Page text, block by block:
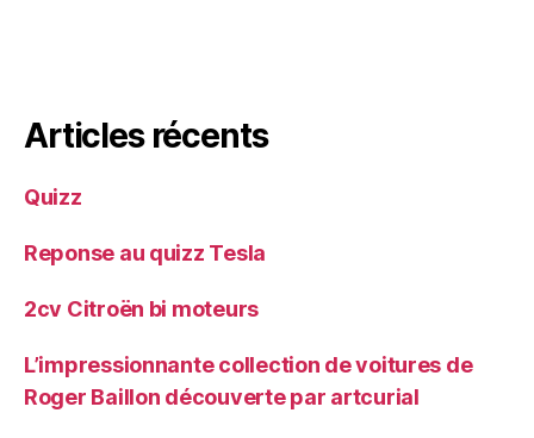
Articles récents
Quizz
Reponse au quizz Tesla
2cv Citroën bi moteurs
L’impressionnante collection de voitures de
Roger Baillon découverte par artcurial